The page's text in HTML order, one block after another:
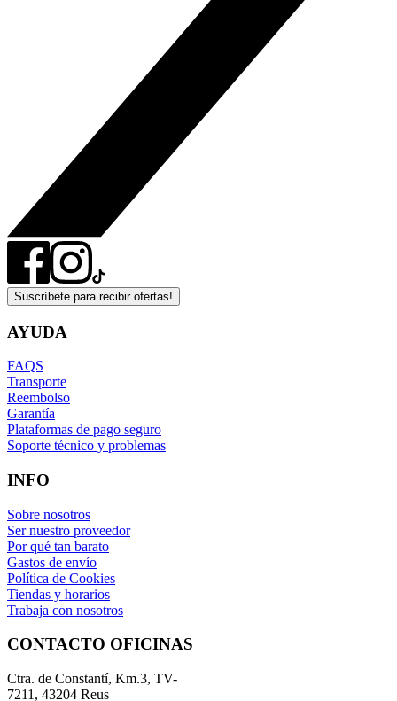
Suscríbete para recibir ofertas!
AYUDA
FAQS
Transporte
Reembolso
Garantía
Plataformas de pago seguro
Soporte técnico y problemas
INFO
Sobre nosotros
Ser nuestro proveedor
Por qué tan barato
Gastos de envío
Política de Cookies
Tiendas y horarios
Trabaja con nosotros
CONTACTO OFICINAS
Ctra. de Constantí, Km.3, TV-
7211, 43204 Reus